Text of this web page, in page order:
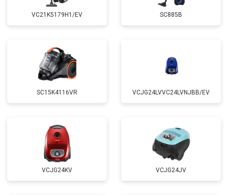
VC21K5179H1/EV SC885B
SC15K4116VR VCJG24LVVC24LVNJBB/EV
VCJG24KV VCJG24JV